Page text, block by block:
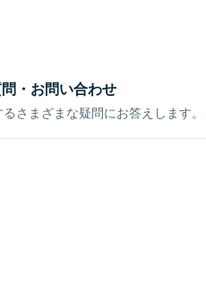
・お問い合わせ
さまざまな疑問にお答えします。